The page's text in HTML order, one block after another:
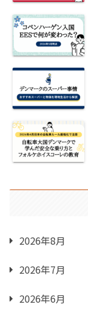
2026年8月
2026年7月
2026年6月